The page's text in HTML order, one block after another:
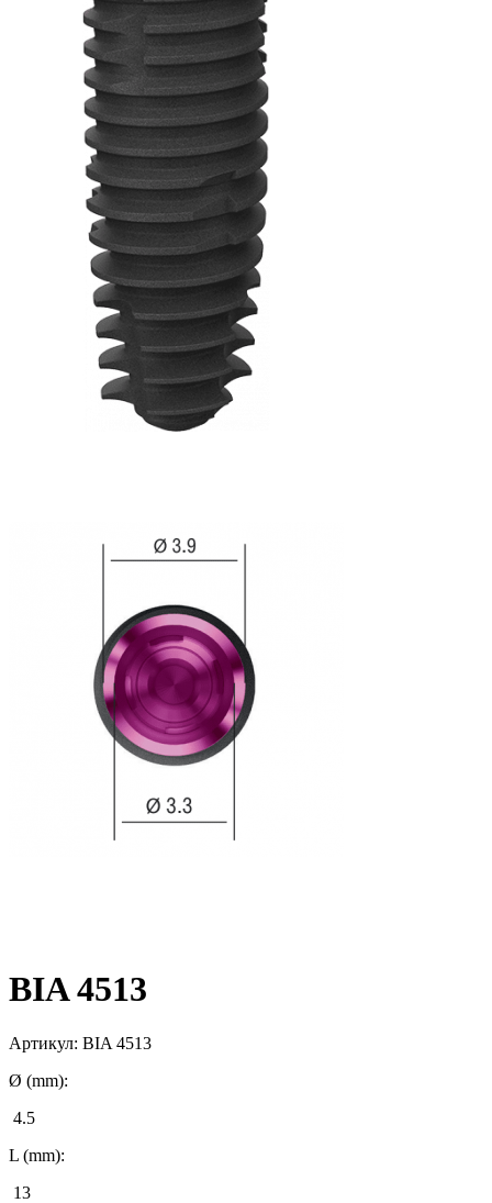
BIA 4513
Артикул: BIA 4513
Ø (mm):
4.5
L (mm):
13